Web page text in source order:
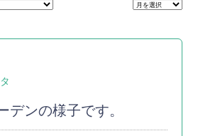
デンの様子です。